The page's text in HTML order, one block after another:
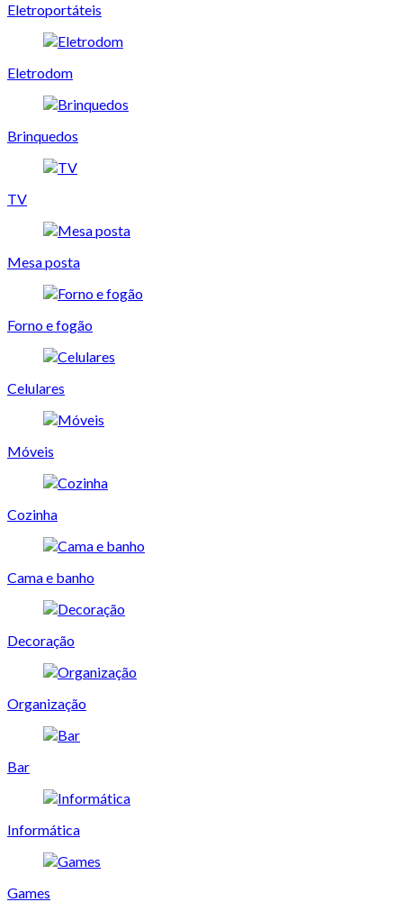
Eletroportáteis
Eletrodom
Brinquedos
TV
Mesa posta
Forno e fogão
Celulares
Móveis
Cozinha
Cama e banho
Decoração
Organização
Bar
Informática
Games